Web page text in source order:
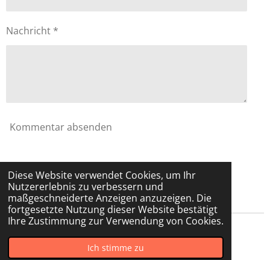
Diese Website verwendet Cookies, um Ihr
Nutzererlebnis zu verbessern und
maßgeschneiderte Anzeigen anzuzeigen. Die
fortgesetzte Nutzung dieser Website bestätigt
Ihre Zustimmung zur Verwendung von Cookies.
Ich stimme zu
Nachricht *
Kommentar absenden
Kommentare
Es gibt noch keine Kommentare.
Mit Unterstützung vonWebador